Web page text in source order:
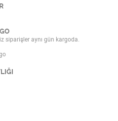
siparişler aynı gün kargoda.